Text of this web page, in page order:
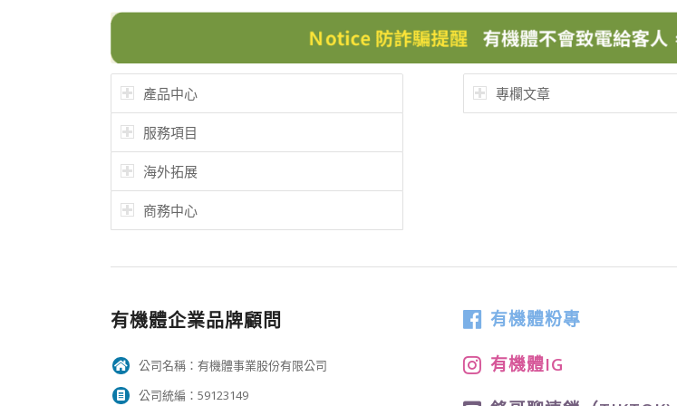
產品中心
服務項目
海外拓展
商務中心
專欄文章
有機體企業品牌顧問
公司名稱：有機體事業股份有限公司
公司統編：59123149
有機體粉專
有機體IG